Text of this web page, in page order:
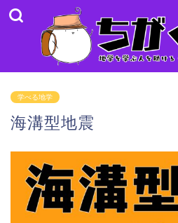
学べる地学
海溝型地震